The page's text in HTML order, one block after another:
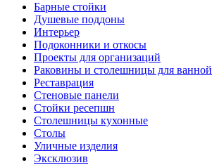
Барные стойки
Душевые поддоны
Интерьер
Подоконники и откосы
Проекты для организаций
Раковины и столешницы для ванной
Реставрация
Стеновые панели
Стойки ресепшн
Столешницы кухонные
Столы
Уличные изделия
Эксклюзив